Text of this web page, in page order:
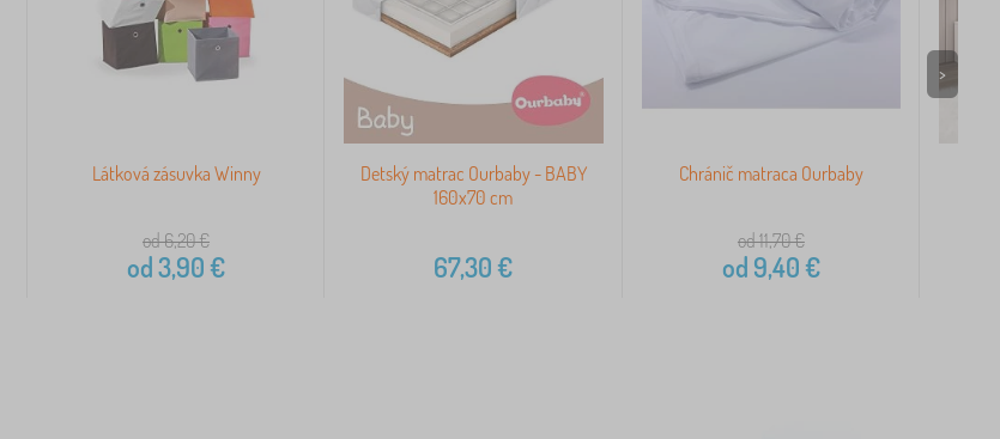
Látková zásuvka Winny
od 6,20€
od3,90€
Detský matrac Ourbaby - BABY
160x70 cm
67,30€
Chránič matraca Ourbaby
od 11,70€
od 9,40€
>